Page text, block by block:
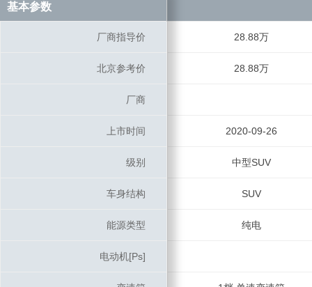
基本参数
厂商指导价 28.88万
北京参考价 28.88万
厂商
上市时间 2020-09-26
级别 中型SUV
车身结构 SUV
能源类型 纯电
电动机[Ps]
基本参数
厂商指导价
北京参考价
厂商
上市时间
级别
车身结构
能源类型
电动机[Ps]